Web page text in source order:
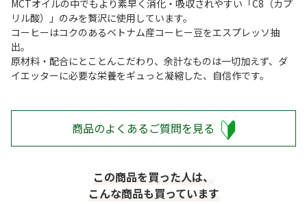
MCTオイルの中でもより素早く消化・吸収されやすい「C8（カプ
リル酸）」のみを贅沢に使用しています。
コーヒーはコクのあるベトナム産コーヒー豆をエスプレッソ抽
出。
原材料・配合にとことんこだわり、余計なものは一切加えず、ダ
イエッターに必要な栄養をギュっと凝縮した、自信作です。
商品のよくあるご質問を見る
この商品を買った人は、
こんな商品も買っています